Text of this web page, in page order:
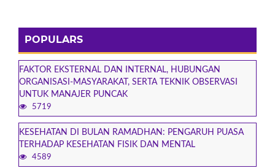
POPULARS
FAKTOR EKSTERNAL DAN INTERNAL, HUBUNGAN
ORGANISASI-MASYARAKAT, SERTA TEKNIK OBSERVASI
UNTUK MANAJER PUNCAK
5719
KESEHATAN DI BULAN RAMADHAN: PENGARUH PUASA
TERHADAP KESEHATAN FISIK DAN MENTAL
4589